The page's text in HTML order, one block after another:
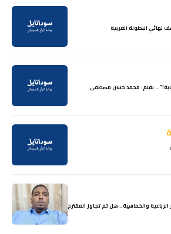
نهائي البطولة العربية
.. بقلم: محمد حسن مصطفى
والخماسية.. هل تم تجاوز المقترح